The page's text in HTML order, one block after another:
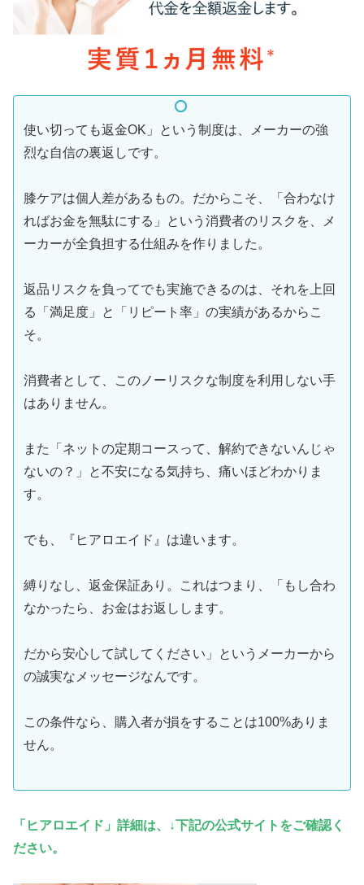
使い切っても返金OK」という制度は、メーカーの強
烈な自信の裏返しです。
膝ケアは個人差があるもの。だからこそ、「合わなけ
ればお金を無駄にする」という消費者のリスクを、メ
ーカーが全負担する仕組みを作りました。
返品リスクを負ってでも実施できるのは、それを上回
る「満足度」と「リピート率」の実績があるからこ
そ。
消費者として、このノーリスクな制度を利用しない手
はありません。
また「ネットの定期コースって、解約できないんじゃ
ないの？」と不安になる気持ち、痛いほどわかりま
す。
でも、『ヒアロエイド』は違います。
縛りなし、返金保証あり。これはつまり、「もし合わ
なかったら、お金はお返しします。
だから安心して試してください」というメーカーから
の誠実なメッセージなんです。
この条件なら、購入者が損をすることは100%ありま
せん。
「ヒアロエイド」詳細は、↓下記の公式サイトをご確認く
ださい。